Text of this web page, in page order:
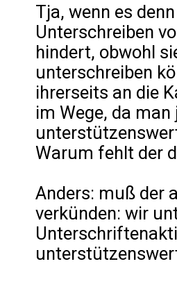
Tja, wenn es
Unterschreiben
hindert, obwohl
unterschreiben
ihrerseits an die
im Wege, da
Warum fehlt der
Anders: muß der
verkünden: wir